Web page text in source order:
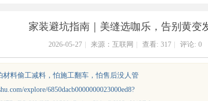
家装避坑指南｜美缝选咖乐，告别黄变
2026-05-27 来源：互联网 查看: 317 评论: 0
材料偷工减料，怕施工翻车，怕售后没人管
explore/6850dacb0000000023000ed8?